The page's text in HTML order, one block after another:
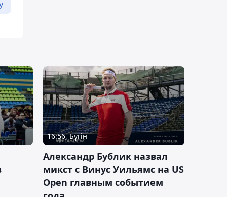
16:56, Бүгін
Александр Бублик назвал
микст с Винус Уильямс на US
Open главным событием